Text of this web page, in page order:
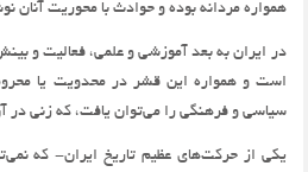
همواره مردانه بوده و حوادث با محوريت آنان
در ايران به بعد آموزشي و علمي، فعاليت و
است و همواره اين قشر در محدويت يا
سياسي و فرهنگي را مي‌توان يافت، كه زني در
يكي از حركت‌هاي عظيم تاريخ ايران- كه